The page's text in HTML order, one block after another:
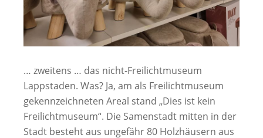
… zweitens … das nicht-Freilichtmuseum
Lappstaden. Was? Ja, am als Freilichtmuseum
gekennzeichneten Areal stand „Dies ist kein
Freilichtmuseum“. Die Samenstadt mitten in der
Stadt besteht aus ungefähr 80 Holzhäusern aus